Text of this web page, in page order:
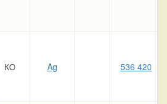
КО Ag 536 420